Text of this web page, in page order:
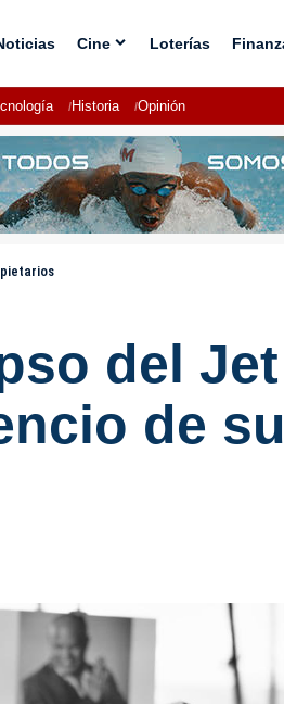
Cine Loterías
Historia Opinión
del
de